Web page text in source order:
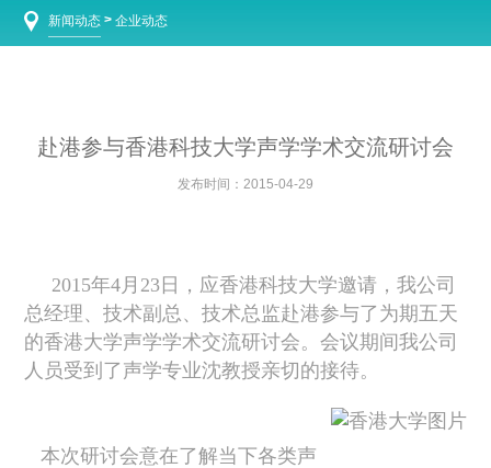
新闻动态 > 企业动态
赴港参与香港科技大学声学学术交流研讨会
发布时间：2015-04-29
2015年4月 23 日 ，应香港科技大学邀请，我公司
总经理、技术副总、技术总监赴港参与了为期五天
的香港大学声学学术交流研讨会。会议期间我公司
人员受到了声学专业沈教授亲切的接待。
本次研讨会意在了解当下各类声